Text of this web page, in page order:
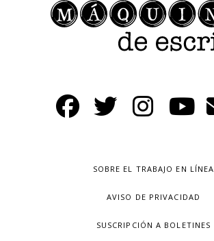
SOBRE EL TRABAJO EN LÍNEA
AVISO DE PRIVACIDAD
SUSCRIPCIÓN A BOLETINES